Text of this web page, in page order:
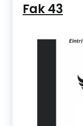
Fak 43